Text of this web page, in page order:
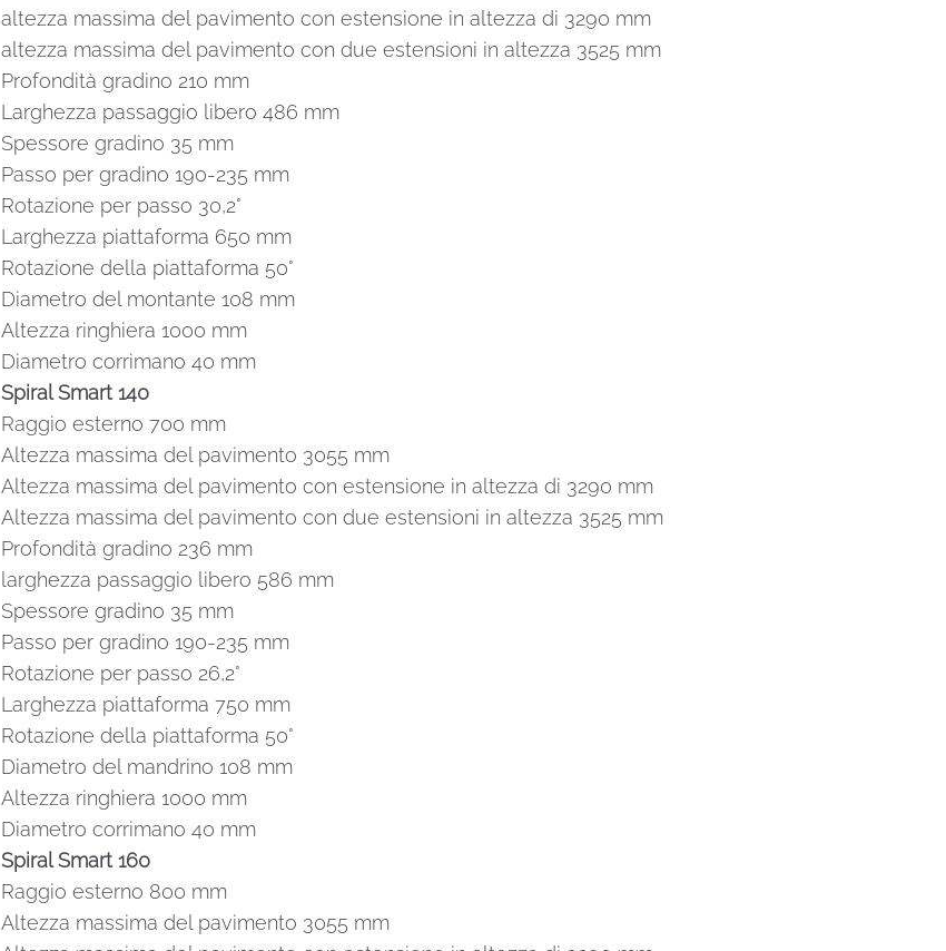
altezza massima del pavimento con estensione in altezza di 3290 mm
altezza massima del pavimento con due estensioni in altezza 3525 mm
Profondità gradino 210 mm
Larghezza passaggio libero 486 mm
Spessore gradino 35 mm
Passo per gradino 190-235 mm
Rotazione per passo 30,2°
Larghezza piattaforma 650 mm
Rotazione della piattaforma 50°
Diametro del montante 108 mm
Altezza ringhiera 1000 mm
Diametro corrimano 40 mm
Spiral Smart 140
Raggio esterno 700 mm
Altezza massima del pavimento 3055 mm
Altezza massima del pavimento con estensione in altezza di 3290 mm
Altezza massima del pavimento con due estensioni in altezza 3525 mm
Profondità gradino 236 mm
larghezza passaggio libero 586 mm
Spessore gradino 35 mm
Passo per gradino 190-235 mm
Rotazione per passo 26,2°
Larghezza piattaforma 750 mm
Rotazione della piattaforma 50°
Diametro del mandrino 108 mm
Altezza ringhiera 1000 mm
Diametro corrimano 40 mm
Spiral Smart 160
Raggio esterno 800 mm
Altezza massima del pavimento 3055 mm